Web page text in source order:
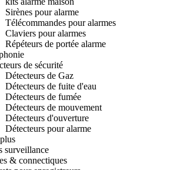
Sirènes pour alarme
Télécommandes pour alarmes
Claviers pour alarmes
Répéteurs de portée alarme
de sécurité
Détecteurs de Gaz
Détecteurs de fuite d'eau
Détecteurs de fumée
Détecteurs de mouvement
Détecteurs d'ouverture
Détecteurs pour alarme
surveillance
& connectiques